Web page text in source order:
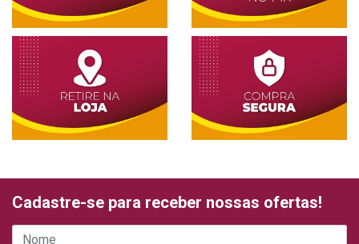
Cadastre-se para receber nossas ofertas!